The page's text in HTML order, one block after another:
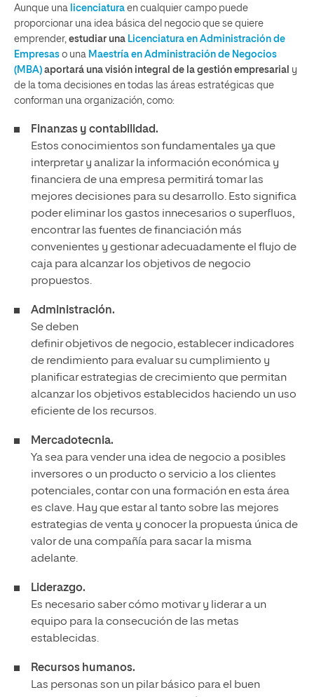
Aunque una licenciatura en cualquier campo puede
proporcionar una idea básica del negocio que se quiere
emprender, estudiar una Licenciatura en Administración de
Empresas o una Maestría en Administración de Negocios
(MBA) aportará una visión integral de la gestión empresarial y
de la toma decisiones en todas las áreas estratégicas que
conforman una organización, como:
Finanzas y contabilidad.
Estos conocimientos son fundamentales ya que
interpretar y analizar la información económica y
financiera de una empresa permitirá tomar las
mejores decisiones para su desarrollo. Esto significa
poder eliminar los gastos innecesarios o superfluos,
encontrar las fuentes de financiación más
convenientes y gestionar adecuadamente el flujo de
caja para alcanzar los objetivos de negocio
propuestos.
Administración.
Se deben
definir objetivos de negocio, establecer indicadores
de rendimiento para evaluar su cumplimiento y
planificar estrategias de crecimiento que permitan
alcanzar los objetivos establecidos haciendo un uso
eficiente de los recursos.
Mercadotecnia.
Ya sea para vender una idea de negocio a posibles
inversores o un producto o servicio a los clientes
potenciales, contar con una formación en esta área
es clave. Hay que estar al tanto sobre las mejores
estrategias de venta y conocer la propuesta única de
valor de una compañía para sacar la misma
adelante.
Liderazgo.
Es necesario saber cómo motivar y liderar a un
equipo para la consecución de las metas
establecidas.
Recursos humanos.
Las personas son un pilar básico para el buen